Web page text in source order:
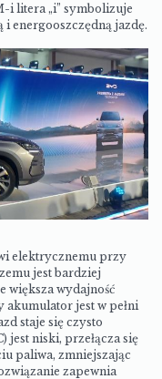
i litera „i” symbolizuje
energooszczędną jazdę.
elektrycznemu przy
jest bardziej
większa wydajność
akumulator jest w pełni
staje się czysto
jest niski, przełącza się
paliwa, zmniejszając
zapewnia